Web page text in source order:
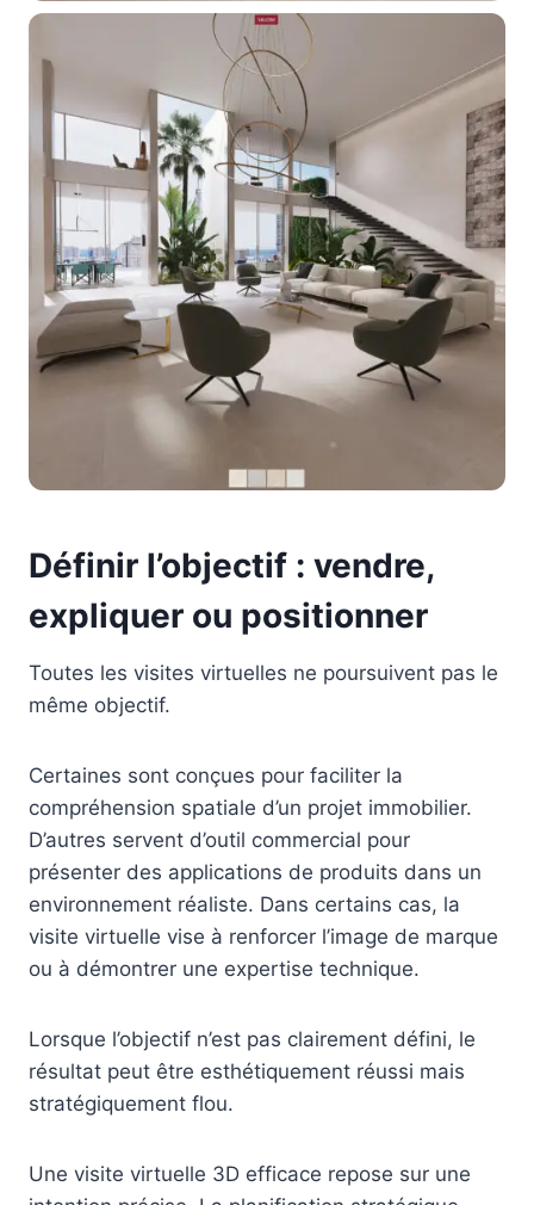
Définir l’objectif : vendre,
expliquer ou positionner
Toutes les visites virtuelles ne poursuivent pas le
même objectif.
Certaines sont conçues pour faciliter la
compréhension spatiale d’un projet immobilier.
D’autres servent d’outil commercial pour
présenter des applications de produits dans un
environnement réaliste. Dans certains cas, la
visite virtuelle vise à renforcer l’image de marque
ou à démontrer une expertise technique.
Lorsque l’objectif n’est pas clairement défini, le
résultat peut être esthétiquement réussi mais
stratégiquement flou.
Une visite virtuelle 3D efficace repose sur une